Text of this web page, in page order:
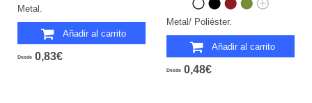
Metal.
Añadir al carrito
Desde 0,83€
Metal/ Poliéster.
Añadir al carrito
Desde 0,48€